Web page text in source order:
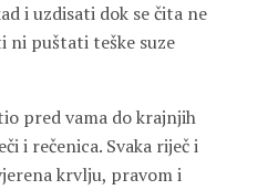
i uzdisati dok se čita ne
ni puštati teške suze
pred vama do krajnjih
i rečenica. Svaka riječ i
krvlju, pravom i